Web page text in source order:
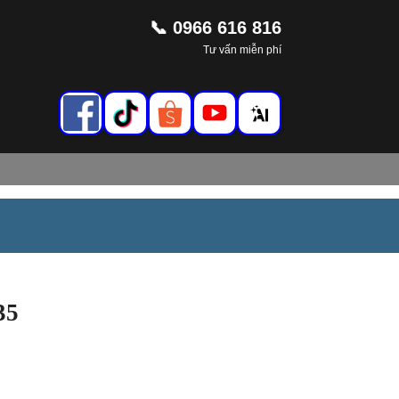
📞 0966 616 816
Tư vấn miễn phí